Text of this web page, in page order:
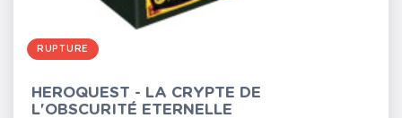
RUPTURE
HEROQUEST - LA CRYPTE DE
L'OBSCURITÉ ETERNELLE